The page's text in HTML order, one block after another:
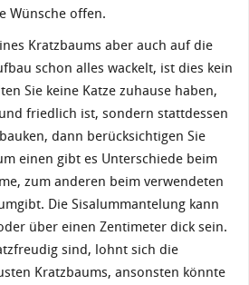
Wünsche offen.
Kratzbaums aber auch auf die
schon alles wackelt, ist dies kein
Sie keine Katze zuhause haben,
friedlich ist, sondern stattdessen
dann berücksichtigen Sie
einen gibt es Unterschiede beim
zum anderen beim verwendeten
Die Sisalummantelung kann
über einen Zentimeter dick sein.
sind, lohnt sich die
Kratzbaums, ansonsten könnte